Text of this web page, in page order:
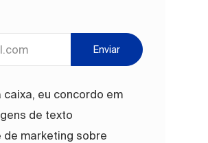
eu concordo em
de texto
de marketing sobre
Enviar